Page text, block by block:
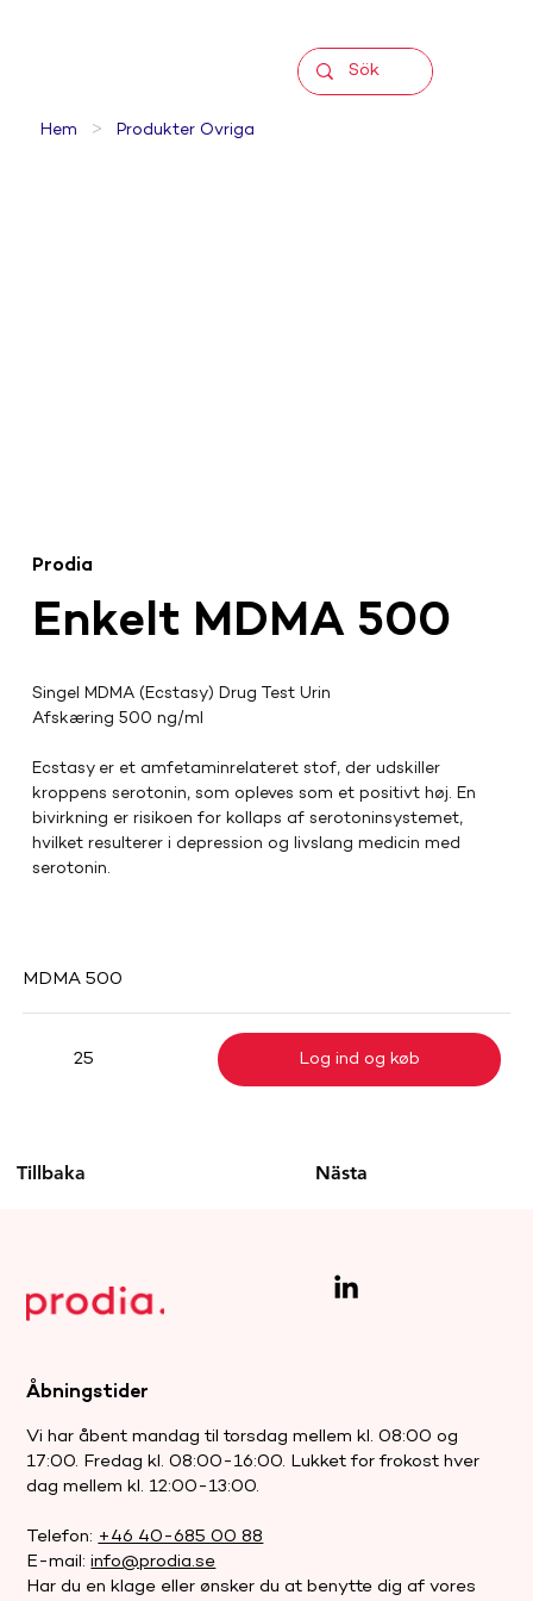
Hem > Produkter Övriga
Enkelt MDMA 500
Prodia
Singel MDMA (Ecstasy) Drug Test Urin
Afskæring 500 ng/ml
Ecstasy er et amfetaminrelateret stof, der udskiller
kroppens serotonin, som opleves som et positivt høj. En
bivirkning er risikoen for kollaps af serotoninsystemet,
hvilket resulterer i depression og livslang medicin med
serotonin.
MDMA 500
25 Log ind og køb
Nästa
Tillbaka
Åbningstider
Vi har åbent mandag til torsdag mellem kl. 08:00 og
17:00. Fredag kl. 08:00-16:00. Lukket for frokost hver
dag mellem kl. 12:00-13:00.
Telefon: +46 40-685 00 88
E-mail:info@prodia.se
Har du en klage eller ønsker du at benytte dig af vores